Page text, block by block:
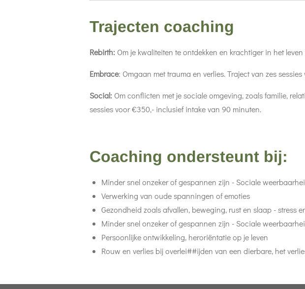
Trajecten coaching
Rebirth: Om je kwaliteiten te ontdekken en krachtiger in het
Embrace: Omgaan met trauma en verlies. Traject van zes
Social: Om conflicten met je sociale omgeving, zoals familie,
sessies voor €350,- inclusief intake van 90 minuten.
Coaching ondersteunt bij:
Minder snel onzeker of gespannen zijn - Sociale
Verwerking van oude spanningen of emoties
Gezondheid zoals afvallen, beweging, rust en slaap - stress
Minder snel onzeker of gespannen zijn - Sociale
Persoonlijke ontwikkeling, heroriëntatie op je leven
Rouw en verlies bij overlei##ijden van een dierbare, het